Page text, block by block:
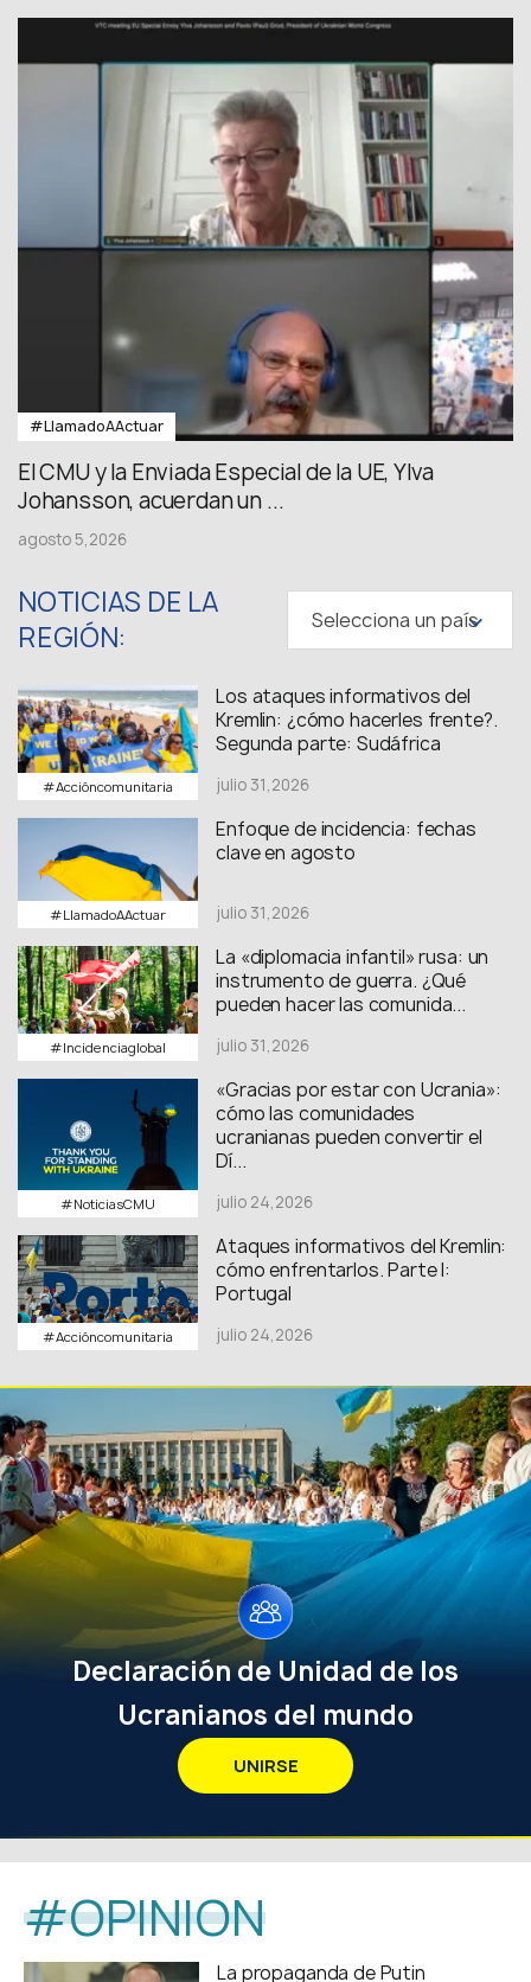
#LlamadoAActuar
El CMU y la Enviada Especial de la UE, Ylva
Johansson, acuerdan un ...
agosto 5,2026
NOTICIAS DE LA
REGIÓN:
Selecciona un país
#Accióncomunitaria
Los ataques informativos del
Kremlin: ¿cómo hacerles frente?.
Segunda parte: Sudáfrica
julio 31,2026
#LlamadoAActuar
Enfoque de incidencia: fechas
clave en agosto
julio 31,2026
#Incidenciaglobal
La «diplomacia infantil» rusa: un
instrumento de guerra. ¿Qué
pueden hacer las comunida...
julio 31,2026
#NoticiasCMU
«Gracias por estar con Ucrania»:
cómo las comunidades
ucranianas pueden convertir el
Dí...
julio 24,2026
#Accióncomunitaria
Ataques informativos del Kremlin:
cómo enfrentarlos. Parte I:
Portugal
julio 24,2026
Declaración de Unidad de los
Ucranianos del mundo
UNIRSE
#OPINION
La propaganda de Putin